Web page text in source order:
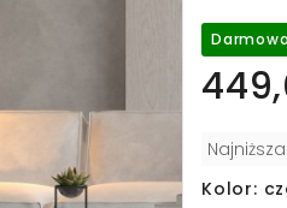
Kolor: